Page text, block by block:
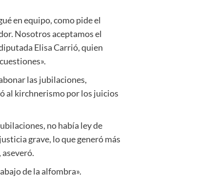
en equipo, como pide el
Nosotros aceptamos el
Elisa Carrió, quien
las jubilaciones,
al kirchnerismo por los juicios
no había ley de
grave, lo que generó más
de la alfombra».